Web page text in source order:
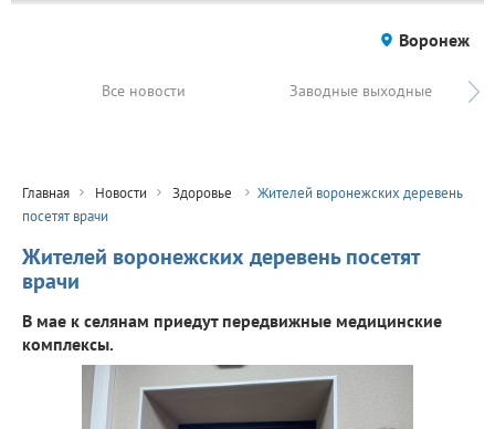
Воронеж
Все новости Заводные выходные
Главная Новости Здоровье
Жителей воронежских деревень
посетят врачи
Жителей воронежских деревень посетят
врачи
В мае к селянам приедут передвижные медицинские
комплексы.